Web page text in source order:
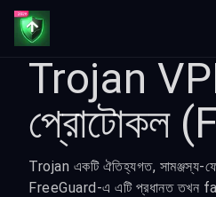
Trojan
প্রোটোকল
Trojan একটি ঐতিহ্যগত, সামঞ্জস্য-
FreeGuard-এ এটি প্রধানত তখন